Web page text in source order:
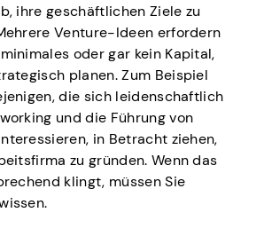
ihre geschäftlichen Ziele zu
Venture-Ideen erfordern
oder gar kein Kapital,
planen. Zum Beispiel
die sich leidenschaftlich
und die Führung von
in Betracht ziehen,
zu gründen. Wenn das
klingt, müssen Sie